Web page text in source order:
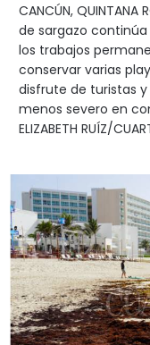
CANCÚN,
de sargazo
los trabajos
conservar varias
disfrute de turistas
menos severo en
ELIZABETH RUÍZ/